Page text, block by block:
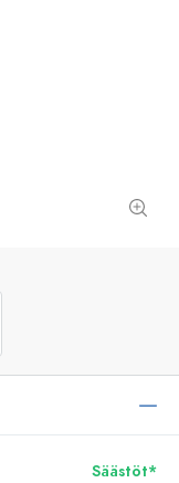
Säästöt*